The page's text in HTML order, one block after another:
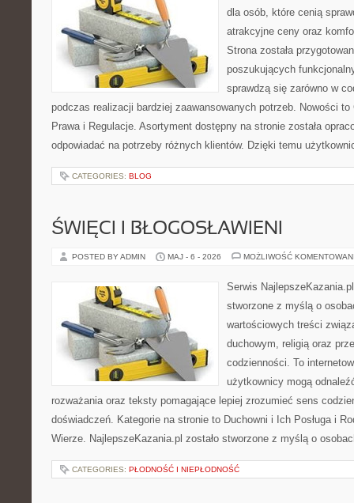
dla osób, które cenią
atrakcyjne ceny oraz
Strona została
poszukujących
sprawdzą się zarówno w
podczas realizacji bardziej zaawansowanych potrzeb. Nowości
Prawa i Regulacje. Asortyment dostępny na stronie została
odpowiadać na potrzeby różnych klientów. Dzięki temu
CATEGORIES: BLOG
ŚWIĘCI I BŁOGOSŁAWIENI
POSTED BY ADMIN MAJ - 6 - 2026 MOŻLIWOŚĆ
Serwis
stworzone z myślą o
wartościowych treści
duchowym, religią oraz
codzienności. To
użytkownicy mogą
rozważania oraz teksty pomagające lepiej zrozumieć sens
doświadczeń. Kategorie na stronie to Duchowni i Ich Posługa i
Wierze. NajlepszeKazania.pl zostało stworzone z myślą o
CATEGORIES: PŁODNOŚĆ I NIEPŁODNOŚĆ